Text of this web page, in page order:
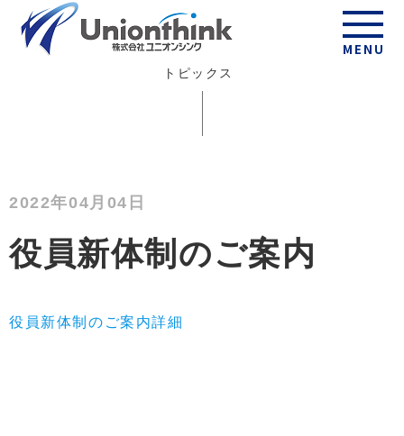
MENU
Topics
トピックス
2022年04月04日
役員新体制のご案内
役員新体制のご案内詳細